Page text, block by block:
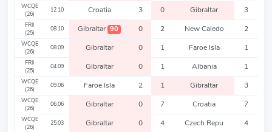
WCQE
(26)
12.10 Croatia 3 0 Gibraltar 3
FRII
(25)
08.10 Gibraltar 90 0 2 New Caledo 2
WCQE
(26)
08.09 Gibraltar 0 1 Faroe Isla 1
FRII
(25)
04.09 Gibraltar 0 1 Albania 1
WCQE
(26)
09.06 Faroe Isla 2 1 Gibraltar 3
WCQE
(26)
06.06 Gibraltar 0 7 Croatia 7
WCQE
(26)
25.03 Gibraltar 0 4 Czech Repu 4